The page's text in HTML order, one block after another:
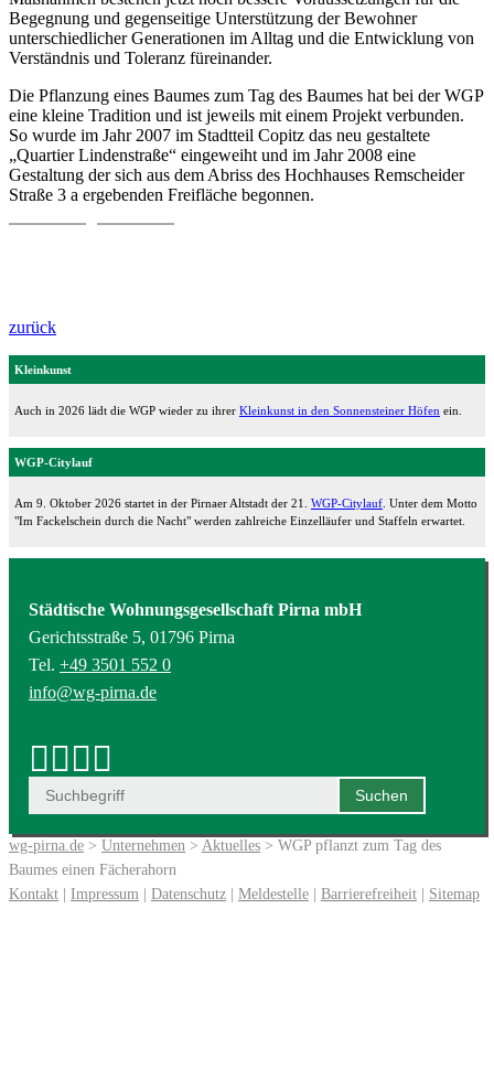
Begegnung und gegenseitige Unterstützung der Bewohner
unterschiedlicher Generationen im Alltag und die Entwicklung von
Verständnis und Toleranz füreinander.
Die Pflanzung eines Baumes zum Tag des Baumes hat bei der WGP
eine kleine Tradition und ist jeweils mit einem Projekt verbunden.
So wurde im Jahr 2007 im Stadtteil Copitz das neu gestaltete
„Quartier Lindenstraße“ eingeweiht und im Jahr 2008 eine
Gestaltung der sich aus dem Abriss des Hochhauses Remscheider
Straße 3 a ergebenden Freifläche begonnen.
zurück
Kleinkunst
Auch in 2026 lädt die WGP wieder zu ihrer Kleinkunst in den Sonnensteiner Höfen ein.
WGP-Citylauf
Am 9. Oktober 2026 startet in der Pirnaer Altstadt der 21. WGP-Citylauf . Unter dem Motto
"Im Fackelschein durch die Nacht" werden zahlreiche Einzelläufer und Staffeln erwartet.
Städtische Wohnungsgesellschaft Pirna mbH
Gerichtsstraße 5, 01796 Pirna
Tel. +49 3501 552 0
info@wg-pirna.de
wg-pirna.de > Unternehmen > Aktuelles > WGP pflanzt zum Tag des
Baumes einen Fächerahorn
Kontakt | Impressum | Datenschutz | Meldestelle | Barrierefreiheit | Sitemap